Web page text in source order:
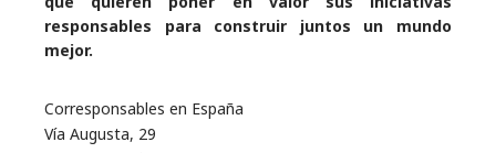
responsables para construir juntos un mundo
mejor.
Corresponsables en España
Vía Augusta, 29